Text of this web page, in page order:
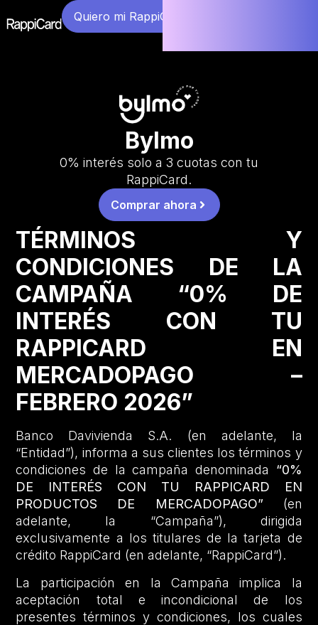
Quiero mi RappiCard
Bylmo
0% interés solo a 3 cuotas con tu
RappiCard.
Comprar ahora
TÉRMINOS Y
CONDICIONES DE LA
CAMPAÑA “0% DE
INTERÉS CON TU
RAPPICARD EN
MERCADOPAGO –
FEBRERO 2026”
Banco Davivienda S.A. (en adelante, la
“Entidad”), informa a sus clientes los términos y
condiciones de la campaña denominada “0%
DE INTERÉS CON TU RAPPICARD EN
PRODUCTOS DE MERCADOPAGO” (en
adelante, la “Campaña”), dirigida
exclusivamente a los titulares de la tarjeta de
crédito RappiCard (en adelante, “RappiCard”).
La participación en la Campaña implica la
aceptación total e incondicional de los
presentes términos y condiciones, los cuales